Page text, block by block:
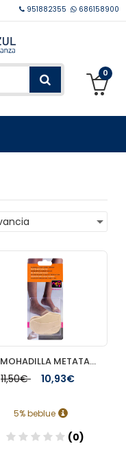
951882355 686158900
0
ALMOHADILLA METATARSAL NEH FEET 2 UNIDADES FORRADAS
11,50€ 10,93€
5% beblue
(0)